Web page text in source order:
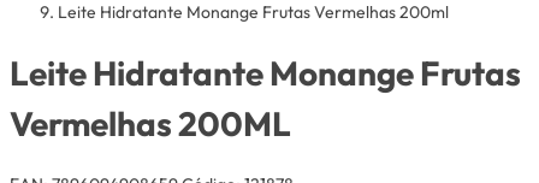
Leite Hidratante Monange Frutas Vermelhas 200ml
Leite Hidratante Monange Frutas
Vermelhas 200ML